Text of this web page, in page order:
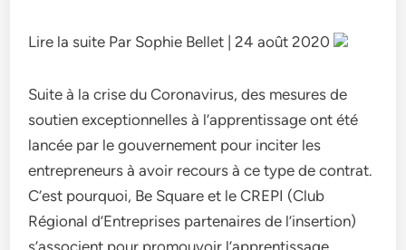
Lire la suite Par Sophie Bellet | 24 août 2020
Suite à la crise du Coronavirus, des mesures de
soutien exceptionnelles à l’apprentissage ont été
lancée par le gouvernement pour inciter les
entrepreneurs à avoir recours à ce type de contrat.
C’est pourquoi, Be Square et le CREPI (Club
Régional d’Entreprises partenaires de l’insertion)
s’associent pour promouvoir l’apprentissage